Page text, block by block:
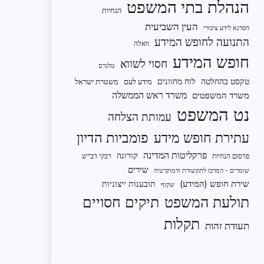
הנהלת בתי המשפט הנחיות
הסדנא לידע ציבורי העין השביעית
התנועה לחופש המידע וואלה
חופש המידע חסוי לשווא טלגרם
טקסט בהחלטה לוח מחוונים מידע לעם משטרת ישראל
משרד המשפטים משרד ראש הממשלה
נט המשפט עמותת הצלחה
עתירת חופש מידע פומביות הדיון
פרסום הנחיות פרקליטות המדינה קורונה רבקי דב"ש
שומרים - המרכז לתקשורת ודמוקרטיה
שירים
שירת חופש (המידע)
שקוף תובענות ייצוגיות
תולעת המשפט תיקים חסויים
תעודת זהות תקלות